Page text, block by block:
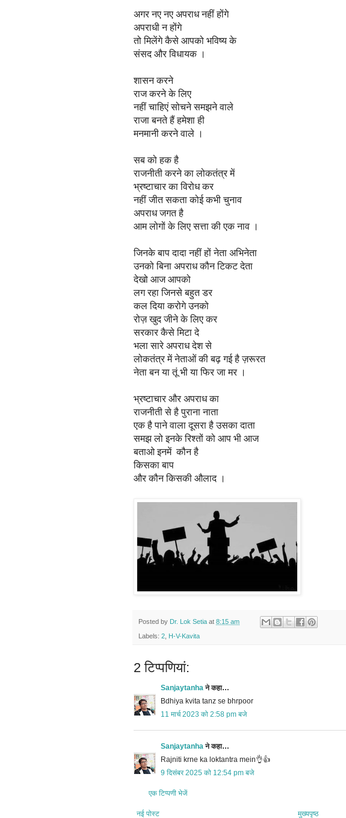
अगर नए नए अपराध नहीं होंगे
अपराधी न होंगे
तो मिलेंगे कैसे आपको भविष्य के
संसद और विधायक ।
शासन करने
राज करने के लिए
नहीं चाहिएं सोचने समझने वाले
राजा बनते हैं हमेशा ही
मनमानी करने वाले ।
सब को हक है
राजनीती करने का लोकतंत्र में
भ्रष्टाचार का विरोध कर
नहीं जीत सकता कोई कभी चुनाव
अपराध जगत है
आम लोगों के लिए सत्ता की एक नाव ।
जिनके बाप दादा नहीं हों नेता अभिनेता
उनको बिना अपराध कौन टिकट देता
देखो आज आपको
लग रहा जिनसे बहुत डर
कल दिया करोगे उनको
रोज़ खुद जीने के लिए कर
सरकार कैसे मिटा दे
भला सारे अपराध देश से
लोकतंत्र में नेताओं की बढ़ गई है ज़रूरत
नेता बन या तूं भी या फिर जा मर ।
भ्रष्टाचार और अपराध का
राजनीती से है पुराना नाता
एक है पाने वाला दूसरा है उसका दाता
समझ लो इनके रिश्तों को आप भी आज
बताओ इनमें कौन है
किसका बाप
और कौन किसकी औलाद ।
Posted by Dr. Lok Setia at 8:15 am
Labels: 2 H-V-Kavita
2 टिप्‍पणियां:
Sanjaytanha ने कहा…
Bdhiya kvita tanz se bhrpoor
11 मार्च 2023 को 2:58 pm बजे
Sanjaytanha ने कहा…
Rajniti krne ka loktantra mein👌👍
9 दिसंबर 2025 को 12:54 pm बजे
एक टिप्पणी भेजें
नई पोस्ट
मुख्यपृष्ठ